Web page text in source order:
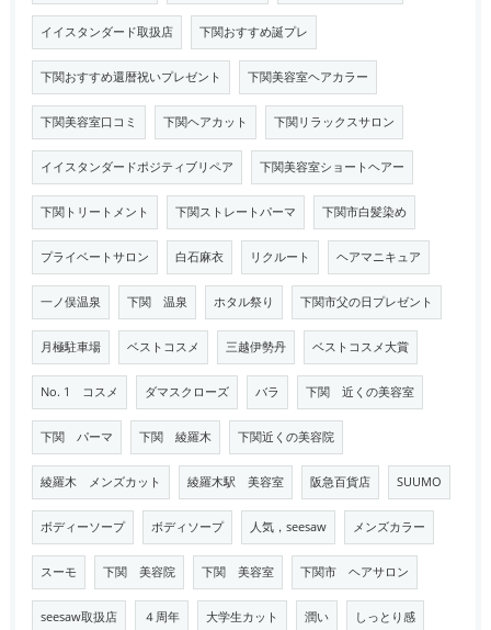
イイスタンダード取扱店 下関おすすめ誕プレ
下関おすすめ還暦祝いプレゼント 下関美容室ヘアカラー
下関美容室口コミ 下関ヘアカット 下関リラックスサロン
イイスタンダードポジティブリペア 下関美容室ショートヘアー
下関トリートメント 下関ストレートパーマ 下関市白髪染め
プライベートサロン 白石麻衣 リクルート ヘアマニキュア
一ノ俣温泉 下関 温泉 ホタル祭り 下関市父の日プレゼント
月極駐車場 ベストコスメ 三越伊勢丹 ベストコスメ大賞
No. 1 コスメ ダマスクローズ バラ 下関 近くの美容室
下関 パーマ 下関 綾羅木 下関近くの美容院
綾羅木 メンズカット 綾羅木駅 美容室 阪急百貨店 SUUMO
ボディーソープ ボディソープ 人気，seesaw メンズカラー
スーモ 下関 美容院 下関 美容室 下関市 ヘアサロン
seesaw取扱店 ４周年 大学生カット 潤い しっとり感